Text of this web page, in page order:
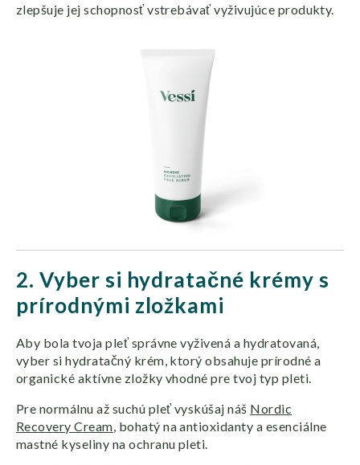
zlepšuje jej schopnosť vstrebávať vyživujúce produkty.
2. Vyber si hydratačné krémy s
prírodnými zložkami
Aby bola tvoja pleť správne vyživená a hydratovaná,
vyber si hydratačný krém, ktorý obsahuje prírodné a
organické aktívne zložky vhodné pre tvoj typ pleti.
Pre normálnu až suchú pleť vyskúšaj náš Nordic
Recovery Cream , bohatý na antioxidanty a esenciálne
mastné kyseliny na ochranu pleti.